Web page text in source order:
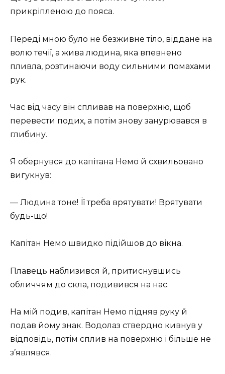
прикріпленою до пояса.
Переді мною було не безживне тіло, віддане на
волю течії, а жива людина, яка впевнено
пливла, розтинаючи воду сильними помахами
рук.
Час від часу він спливав на поверхню, щоб
перевести подих, а потім знову занурювався в
глибину.
Я обернувся до капітана Немо й схвильовано
вигукнув:
— Людина тоне! Її треба врятувати! Врятувати
будь-що!
Капітан Немо швидко підійшов до вікна.
Плавець наблизився й, притиснувшись
обличчям до скла, подивився на нас.
На мій подив, капітан Немо підняв руку й
подав йому знак. Водолаз ствердно кивнув у
відповідь, потім сплив на поверхню і більше не
з’являвся.